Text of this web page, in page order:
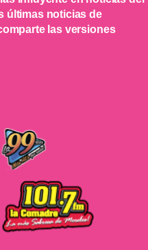
últimas noticias de
las versiones